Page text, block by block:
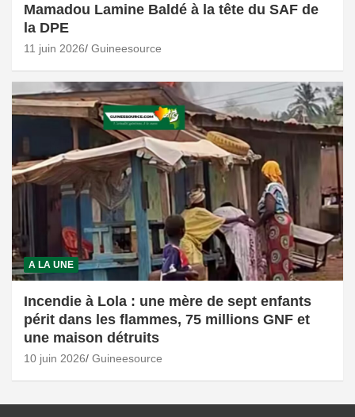
Mamadou Lamine Baldé à la tête du SAF de
la DPE
11 juin 2026 Guineesource
A LA UNE
Incendie à Lola : une mère de sept enfants
périt dans les flammes, 75 millions GNF et
une maison détruits
10 juin 2026 Guineesource